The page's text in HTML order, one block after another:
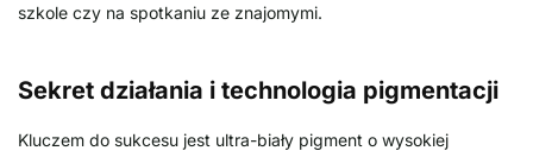
szkole czy na spotkaniu ze znajomymi.
Sekret działania i technologia pigmentacji
Kluczem do sukcesu jest ultra-biały pigment o wysokiej